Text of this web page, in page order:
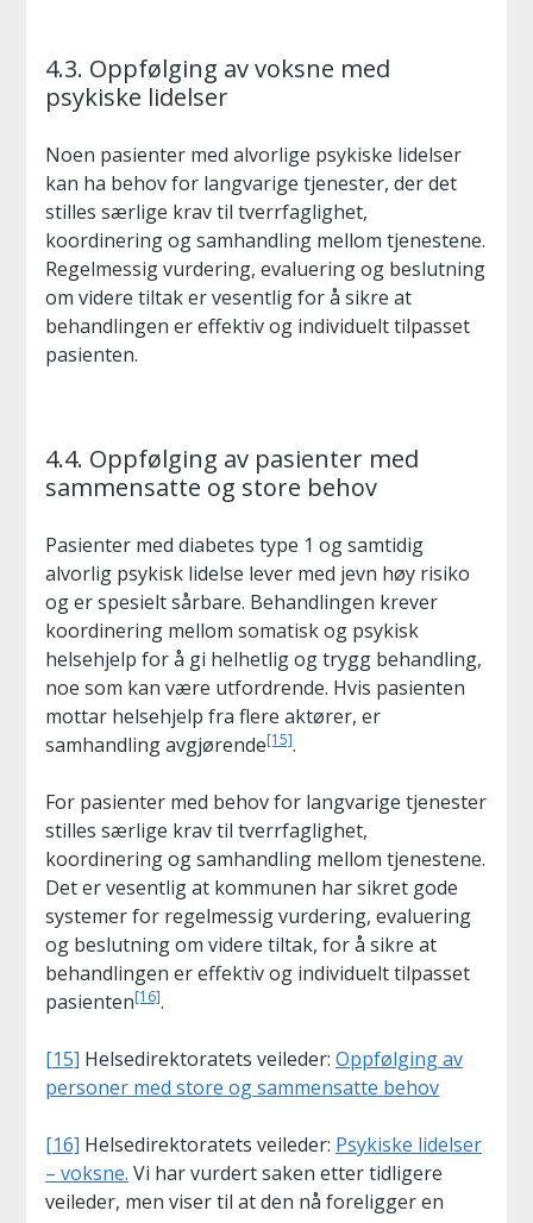
4.3. Oppfølging av voksne med
psykiske lidelser
Noen pasienter med alvorlige psykiske lidelser
kan ha behov for langvarige tjenester, der det
stilles særlige krav til tverrfaglighet,
koordinering og samhandling mellom tjenestene.
Regelmessig vurdering, evaluering og beslutning
om videre tiltak er vesentlig for å sikre at
behandlingen er effektiv og individuelt tilpasset
pasienten.
4.4. Oppfølging av pasienter med
sammensatte og store behov
Pasienter med diabetes type 1 og samtidig
alvorlig psykisk lidelse lever med jevn høy risiko
og er spesielt sårbare. Behandlingen krever
koordinering mellom somatisk og psykisk
helsehjelp for å gi helhetlig og trygg behandling,
noe som kan være utfordrende. Hvis pasienten
mottar helsehjelp fra flere aktører, er
samhandling avgjørende[15].
For pasienter med behov for langvarige tjenester
stilles særlige krav til tverrfaglighet,
koordinering og samhandling mellom tjenestene.
Det er vesentlig at kommunen har sikret gode
systemer for regelmessig vurdering, evaluering
og beslutning om videre tiltak, for å sikre at
behandlingen er effektiv og individuelt tilpasset
pasienten[16].
[15] Helsedirektoratets veileder: Oppfølging av
personer med store og sammensatte behov
[16] Helsedirektoratets veileder: Psykiske lidelser
– voksne. Vi har vurdert saken etter tidligere
veileder, men viser til at den nå foreligger en